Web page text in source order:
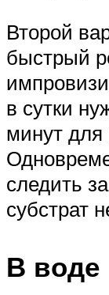
Второй
быстрый
в сутки
минут для
следить
субстрат
В воде